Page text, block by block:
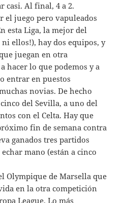
casi. Al final, 4 a 2.
el juego pero vapuleados
esta Liga, la mejor del
ellos!), hay dos equipos, y
juegan en otra
hacer lo que podemos y a
entrar en puestos
novias. De hecho
del Sevilla, a uno del
con el Celta. Hay que
fin de semana contra
ganados tres partidos
mano (están a cinco
Olympique de Marsella que
en la otra competición
League. Lo más